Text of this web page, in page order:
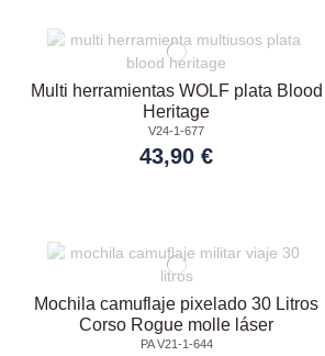
Multi herramientas WOLF plata Blood
Heritage
V24-1-677
43,90 €
Mochila camuflaje pixelado 30 Litros
Corso Rogue molle láser
PA V21-1-644